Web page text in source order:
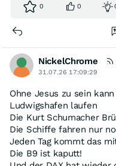
0 0
NickelChrome
31.07.26 17:09:29
Ohne Jesus zu sein
Ludwigshafen laufen
Die Kurt Schumacher
Die Schiffe fahren nur
Jeden Tag kommt das
Die B9 ist kaputt!